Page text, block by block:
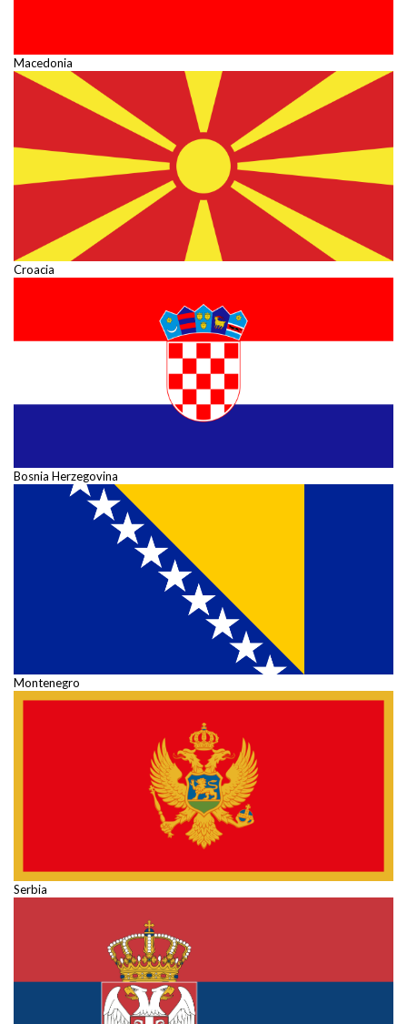
Macedonia
Croacia
Bosnia Herzegovina
Montenegro
Serbia